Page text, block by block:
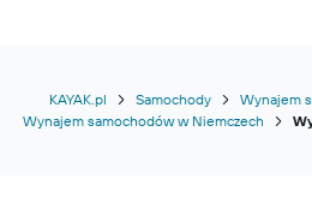
KAYAK.pl Samochody
Wynajem
Wynajem samochodów w Niemczech